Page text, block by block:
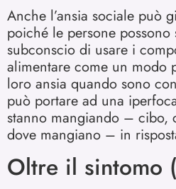
Anche l’ansia sociale può
poiché le persone
subconscio di usare i
alimentare come un modo
loro ansia quando sono
può portare ad una
stanno mangiando – cibo,
dove mangiano – in
Oltre il sintomo